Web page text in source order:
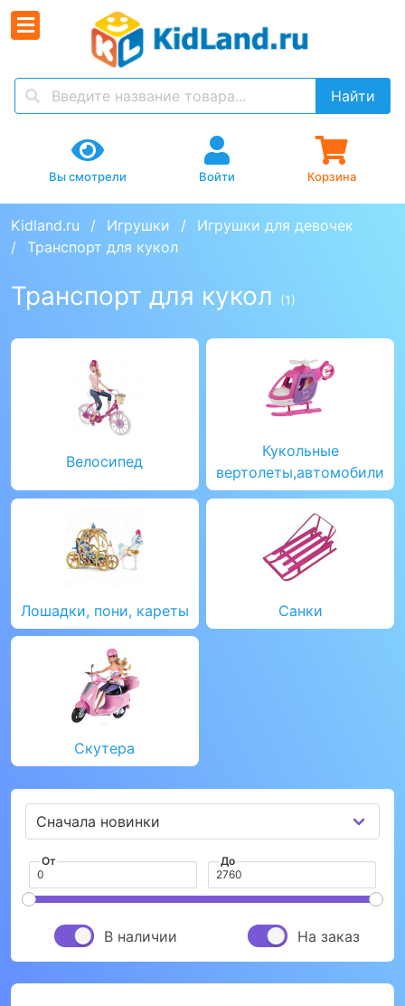
Найти
Вы смотрели Войти Корзина
Kidland.ru Игрушки
Игрушки для девочек
Транспорт для кукол
Транспорт для кукол (1)
Велосипед
Кукольные
вертолеты,автомобили
Лошадки, пони, кареты Санки
Скутера
От До
В наличии На заказ